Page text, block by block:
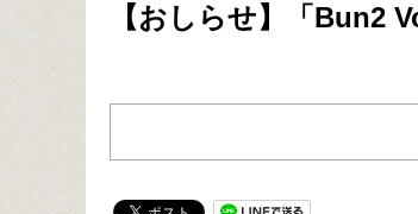
【おしらせ】「Bun2